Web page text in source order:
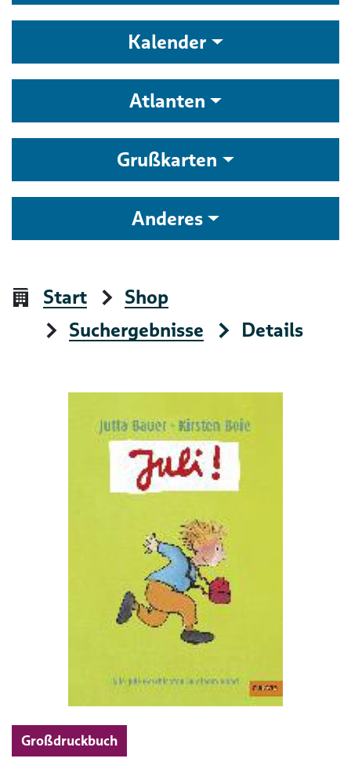
Kalender
Atlanten
Grußkarten
Anderes
Start
Shop
Suchergebnisse
Details
Großdruckbuch